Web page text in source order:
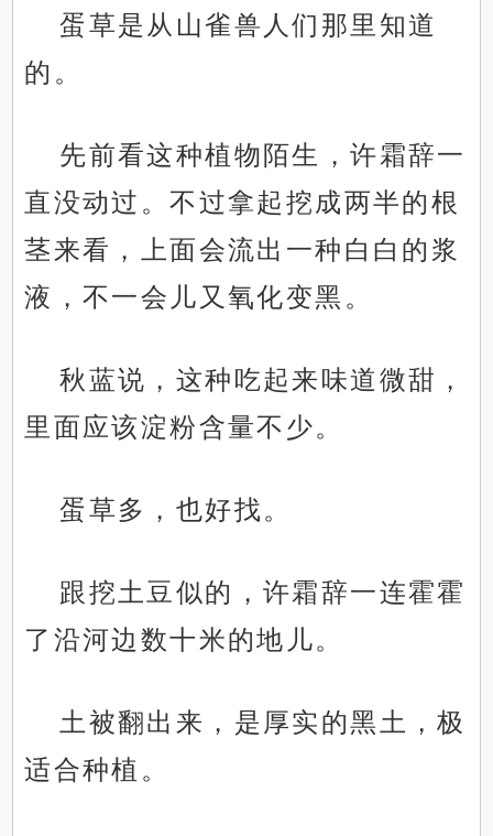
蛋草是从山雀兽人们那里知道
的。
先前看这种植物陌生，许霜辞一
直没动过。不过拿起挖成两半的根
茎来看，上面会流出一种白白的浆
液，不一会儿又氧化变黑。
秋蓝说，这种吃起来味道微甜，
里面应该淀粉含量不少。
蛋草多，也好找。
跟挖土豆似的，许霜辞一连霍霍
了沿河边数十米的地儿。
土被翻出来，是厚实的黑土，极
适合种植。